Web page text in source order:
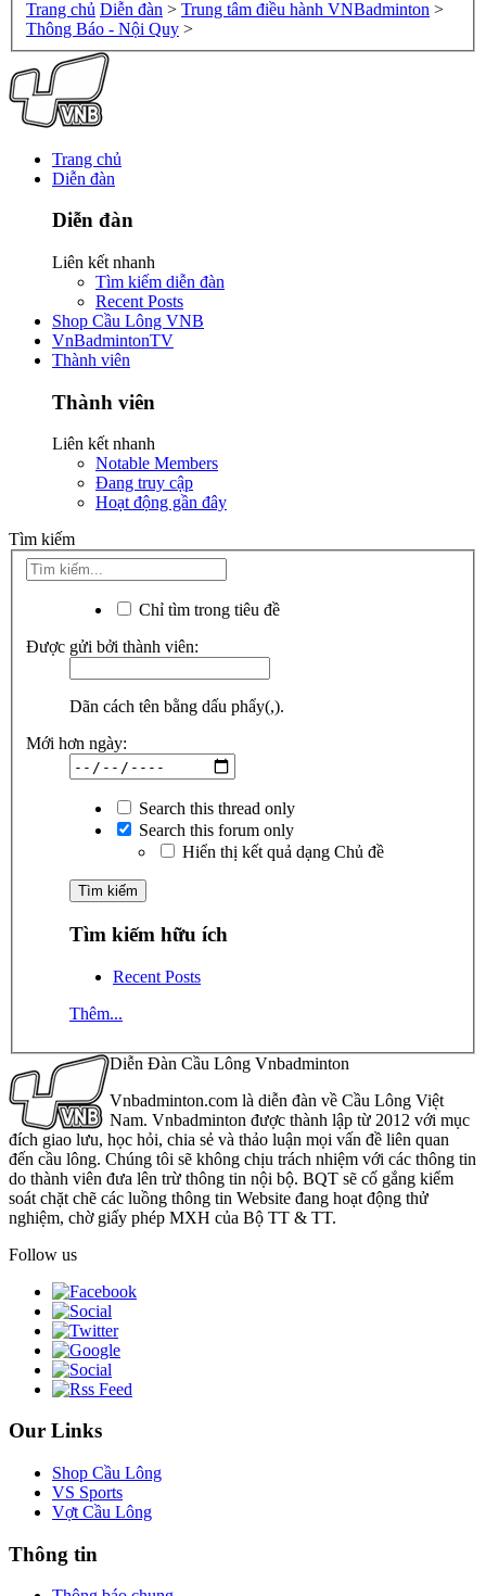
Trang chủ Diễn đàn > Trung tâm điều hành VNBadminton >
Thông Báo - Nội Quy >
Trang chủ
Diễn đàn
Diễn đàn
Liên kết nhanh
Tìm kiếm diễn đàn
Recent Posts
Shop Cầu Lông VNB
VnBadmintonTV
Thành viên
Thành viên
Liên kết nhanh
Notable Members
Đang truy cập
Hoạt động gần đây
Tìm kiếm
Chỉ tìm trong tiêu đề
Được gửi bởi thành viên:
Dãn cách tên bằng dấu phẩy(,).
Mới hơn ngày:
Search this thread only
Search this forum only
Hiển thị kết quả dạng Chủ đề
Tìm kiếm hữu ích
Recent Posts
Thêm...
Diễn Đàn Cầu Lông Vnbadminton
Vnbadminton.com là diễn đàn về Cầu Lông Việt
Nam. Vnbadminton được thành lập từ 2012 với mục
đích giao lưu, học hỏi, chia sẻ và thảo luận mọi vấn đề liên quan
đến cầu lông. Chúng tôi sẽ không chịu trách nhiệm với các thông tin
do thành viên đưa lên trừ thông tin nội bộ. BQT sẽ cố gắng kiểm
soát chặt chẽ các luồng thông tin Website đang hoạt động thử
nghiệm, chờ giấy phép MXH của Bộ TT & TT.
Follow us
Our Links
Shop Cầu Lông
VS Sports
Vợt Cầu Lông
Thông tin